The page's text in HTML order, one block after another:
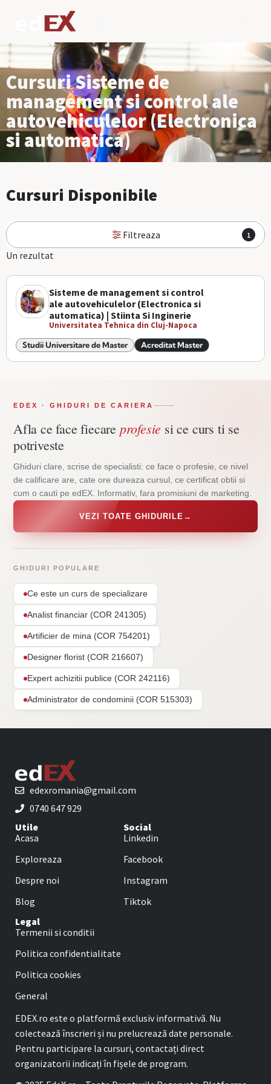
Cursuri Sisteme de
management si control ale
autovehiculelor (Electronica
si automatica)
Cursuri Disponibile
Filtreaza 1
Un rezultat
Sisteme de management si control
ale autovehiculelor (Electronica si
automatica) | Stiinta Si Inginerie
Universitatea Tehnica din Cluj-Napoca
Studii Universitare de Master Acreditat Master
EDEX · GHIDURI DE CARIERA
Afla ce face fiecare profesie si ce curs ti se
potriveste
Ghiduri clare, scrise de specialisti: ce face o profesie, ce nivel
de calificare are, cate ore dureaza cursul, ce certificat obtii si
cum o cauti pe edEX. Informativ, fara promisiuni de marketing.
VEZI TOATE GHIDURILE →
GHIDURI POPULARE
Ce este un curs de specializare
Analist financiar (COR 241305)
Artificier de mina (COR 754201)
Designer florist (COR 216607)
Expert achizitii publice (COR 242116)
Administrator de condominii (COR 515303)
edexromania@gmail.com
0740 647 929
Utile
Acasa
Exploreaza
Despre noi
Blog
Social
Linkedin
Facebook
Instagram
Tiktok
Legal
Termenii si conditii
Politica confidentialitate
Politica cookies
General
EDEX.ro este o platformă exclusiv informativă. Nu
colectează înscrieri și nu prelucrează date personale.
Pentru participare la cursuri, contactați direct
organizatorii indicați în fișele de program.